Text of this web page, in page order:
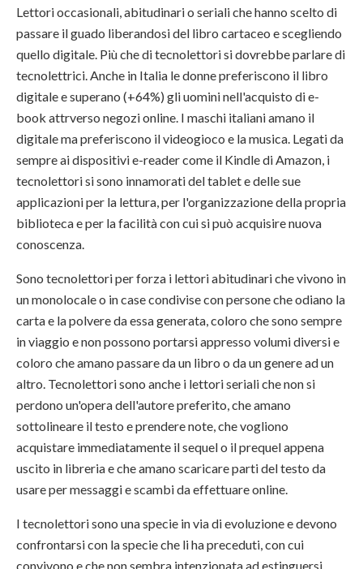
Lettori occasionali, abitudinari o seriali che hanno scelto di
passare il guado liberandosi del libro cartaceo e scegliendo
quello digitale. Più che di tecnolettori si dovrebbe parlare di
tecnolettrici. Anche in Italia le donne preferiscono il libro
digitale e superano (+64%) gli uomini nell'acquisto di e-
book attrverso negozi online. I maschi italiani amano il
digitale ma preferiscono il videogioco e la musica. Legati da
sempre ai dispositivi e-reader come il Kindle di Amazon, i
tecnolettori si sono innamorati del tablet e delle sue
applicazioni per la lettura, per l'organizzazione della propria
biblioteca e per la facilità con cui si può acquisire nuova
conoscenza.
Sono tecnolettori per forza i lettori abitudinari che vivono in
un monolocale o in case condivise con persone che odiano la
carta e la polvere da essa generata, coloro che sono sempre
in viaggio e non possono portarsi appresso volumi diversi e
coloro che amano passare da un libro o da un genere ad un
altro. Tecnolettori sono anche i lettori seriali che non si
perdono un'opera dell'autore preferito, che amano
sottolineare il testo e prendere note, che vogliono
acquistare immediatamente il sequel o il prequel appena
uscito in libreria e che amano scaricare parti del testo da
usare per messaggi e scambi da effettuare online.
I tecnolettori sono una specie in via di evoluzione e devono
confrontarsi con la specie che li ha preceduti, con cui
convivono e che non sembra intenzionata ad estinguersi.